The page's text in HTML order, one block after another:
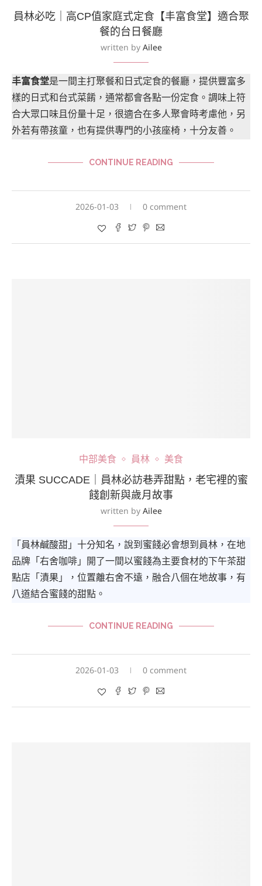
員林必吃｜高CP值家庭式定食【丰富食堂】適合聚
餐的台日餐廳
written by Ailee
丰富食堂是一間主打聚餐和日式定食的餐廳，提供豐富多
樣的日式和台式菜餚，通常都會各點一份定食。調味上符
合大眾口味且份量十足，很適合在多人聚會時考慮他，另
外若有帶孩童，也有提供專門的小孩座椅，十分友善。
CONTINUE READING
2026-01-03 0 comment
中部美食 員林 美食
漬果 SUCCADE｜員林必訪巷弄甜點，老宅裡的蜜
餞創新與歲月故事
written by Ailee
「員林鹹酸甜」十分知名，說到蜜餞必會想到員林，在地
品牌「右舍咖啡」開了一間以蜜餞為主要食材的下午茶甜
點店「漬果」，位置離右舍不遠，融合八個在地故事，有
八道結合蜜餞的甜點。
CONTINUE READING
2026-01-03 0 comment